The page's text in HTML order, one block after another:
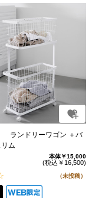
ランドリーワゴン ＋バ
ム
本体￥15,000
(税込￥16,500)
（未投稿）